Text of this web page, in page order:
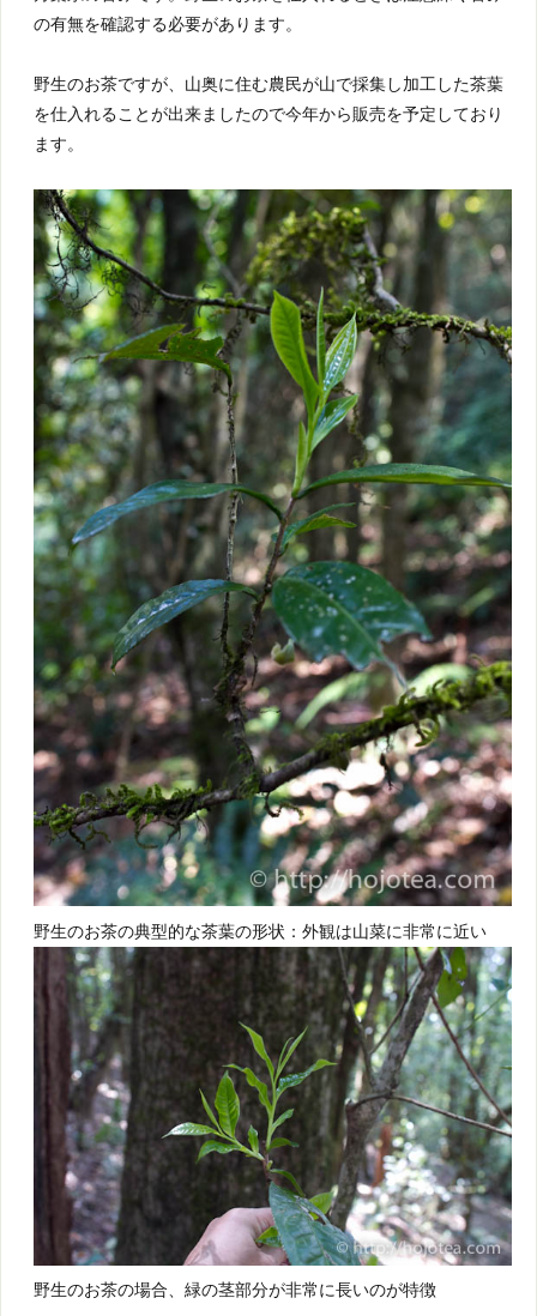
の有無を確認する必要があります。
野生のお茶ですが、山奥に住む農民が山で採集し加工した茶葉
を仕入れることが出来ましたので今年から販売を予定しており
ます。
野生のお茶の典型的な茶葉の形状：外観は山菜に非常に近い
野生のお茶の場合、緑の茎部分が非常に長いのが特徴